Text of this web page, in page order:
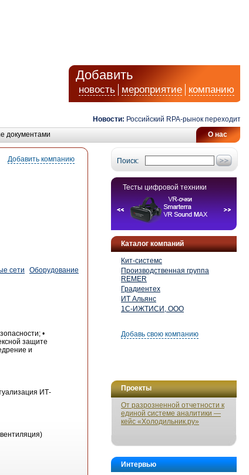
Добавить
новость мероприятие компанию
Новости: Российский RPA-рынок переходит
О нас
документами
Поиск:
Тесты цифровой техники
Каталог компаний
Кит-системс
Производственная группа
REMER
Градиентех
ИТ Альянс
1С-ИЖТИСИ, ООО
Добавь свою компанию
Проекты
От разрозненной отчетности к
единой системе аналитики —
кейс «Холодильник.ру»
Интервью
Добавить компанию
сети
Оборудование
•
защите
и
ИТ-